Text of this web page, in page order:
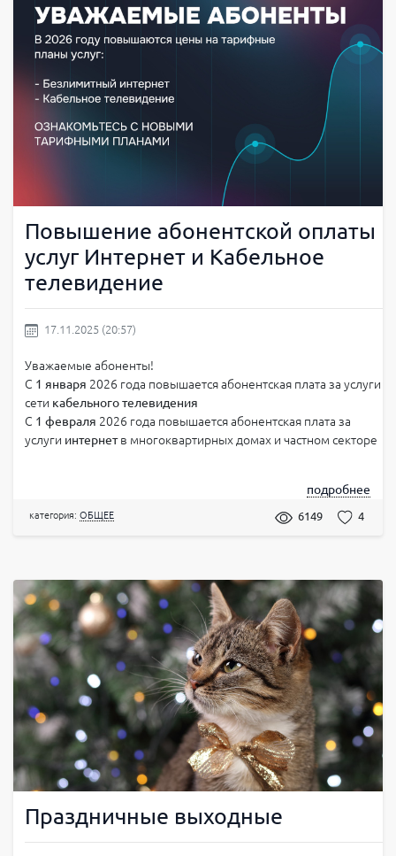
Повышение абонентской оплаты
услуг Интернет и Кабельное
телевидение
17.11.2025 (20:57)
Уважаемые абоненты!
С 1 января 2026 года повышается абонентская плата за услуги
сети кабельного телевидения
С 1 февраля 2026 года повышается абонентская плата за
услуги интернетв многоквартирных домах и частном секторе
подробнее
категория: ОБЩЕЕ 6149 4
Праздничные выходные